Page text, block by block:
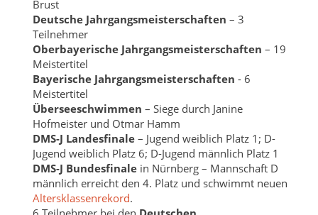
Brust
Deutsche Jahrgangsmeisterschaften – 3
Teilnehmer
Oberbayerische Jahrgangsmeisterschaften – 19
Meistertitel
Bayerische Jahrgangsmeisterschaften - 6
Meistertitel
Überseeschwimmen – Siege durch Janine
Hofmeister und Otmar Hamm
DMS-J Landesfinale– Jugend weiblich Platz 1; D-
Jugend weiblich Platz 6; D-Jugend männlich Platz 1
DMS-J Bundesfinalein Nürnberg – Mannschaft D
männlich erreicht den 4. Platz und schwimmt neuen
Altersklassenrekord.